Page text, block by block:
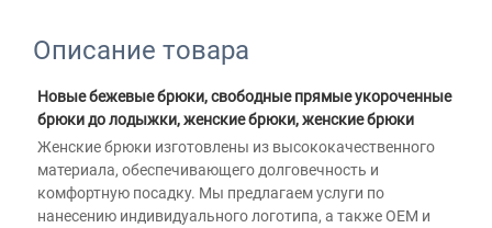
Описание товара
Новые бежевые брюки, свободные прямые укороченные
брюки до лодыжки, женские брюки, женские брюки
Женские брюки изготовлены из высококачественного
материала, обеспечивающего долговечность и
комфортную посадку. Мы предлагаем услуги по
нанесению индивидуального логотипа, а также OEM и